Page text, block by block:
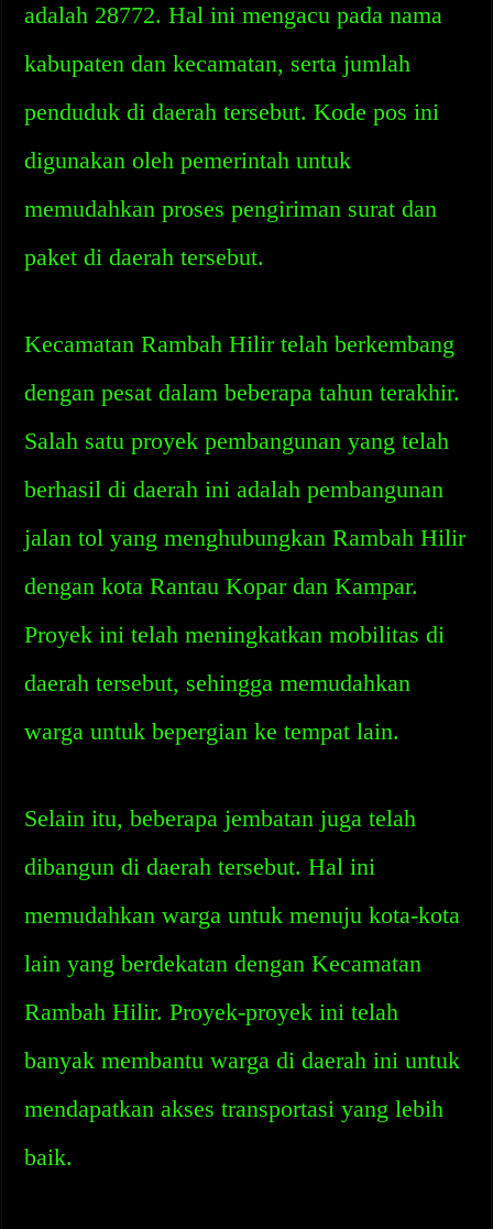
adalah 28772. Hal ini mengacu pada nama
kabupaten dan kecamatan, serta jumlah
penduduk di daerah tersebut. Kode pos ini
digunakan oleh pemerintah untuk
memudahkan proses pengiriman surat dan
paket di daerah tersebut.
Kecamatan Rambah Hilir telah berkembang
dengan pesat dalam beberapa tahun terakhir.
Salah satu proyek pembangunan yang telah
berhasil di daerah ini adalah pembangunan
jalan tol yang menghubungkan Rambah Hilir
dengan kota Rantau Kopar dan Kampar.
Proyek ini telah meningkatkan mobilitas di
daerah tersebut, sehingga memudahkan
warga untuk bepergian ke tempat lain.
Selain itu, beberapa jembatan juga telah
dibangun di daerah tersebut. Hal ini
memudahkan warga untuk menuju kota-kota
lain yang berdekatan dengan Kecamatan
Rambah Hilir. Proyek-proyek ini telah
banyak membantu warga di daerah ini untuk
mendapatkan akses transportasi yang lebih
baik.